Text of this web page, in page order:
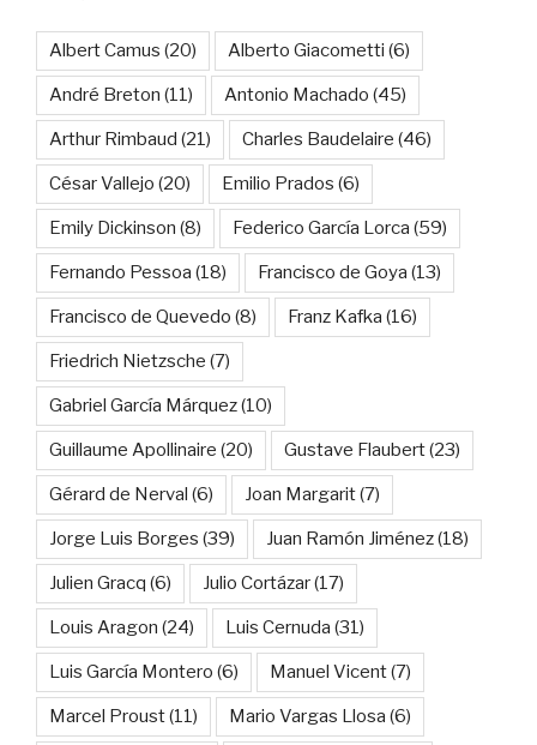
Albert Camus (20) Alberto Giacometti (6)
André Breton (11) Antonio Machado (45)
Arthur Rimbaud (21) Charles Baudelaire (46)
César Vallejo (20) Emilio Prados (6)
Emily Dickinson (8) Federico García Lorca (59)
Fernando Pessoa (18) Francisco de Goya (13)
Francisco de Quevedo (8) Franz Kafka (16)
Friedrich Nietzsche (7)
Gabriel García Márquez(10)
Guillaume Apollinaire (20) Gustave Flaubert(23)
Gérard de Nerval (6) Joan Margarit(7)
Jorge Luis Borges (39) Juan Ramón Jiménez(18)
Julien Gracq (6) Julio Cortázar(17)
Louis Aragon (24) Luis Cernuda (31)
Luis García Montero (6) Manuel Vicent(7)
Marcel Proust(11) Mario Vargas Llosa (6)